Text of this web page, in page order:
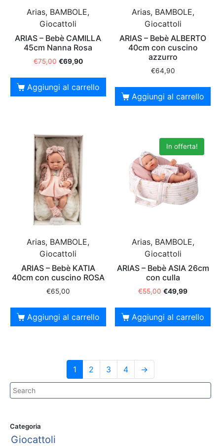
Arias, BAMBOLE,
Giocattoli
ARIAS – Bebè CAMILLA
45cm Nanna Rosa
€75,00 €69,90
Aggiungi al carrello
Arias, BAMBOLE,
Giocattoli
ARIAS – Bebè ALBERTO
40cm con cuscino
azzurro
€64,90
Aggiungi al carrello
Arias, BAMBOLE,
Giocattoli
ARIAS – Bebè KATIA
40cm con cuscino ROSA
€65,00
Aggiungi al carrello
In offerta!
Arias, BAMBOLE,
Giocattoli
ARIAS – Bebè ASIA 26cm
con culla
€55,00 €49,99
Aggiungi al carrello
1 2 3 4 →
Categoria
Giocattoli